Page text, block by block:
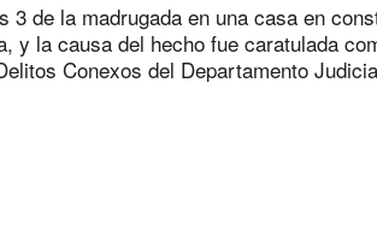
3 de la madrugada en una casa en
y la causa del hecho fue caratulada
Conexos del Departamento